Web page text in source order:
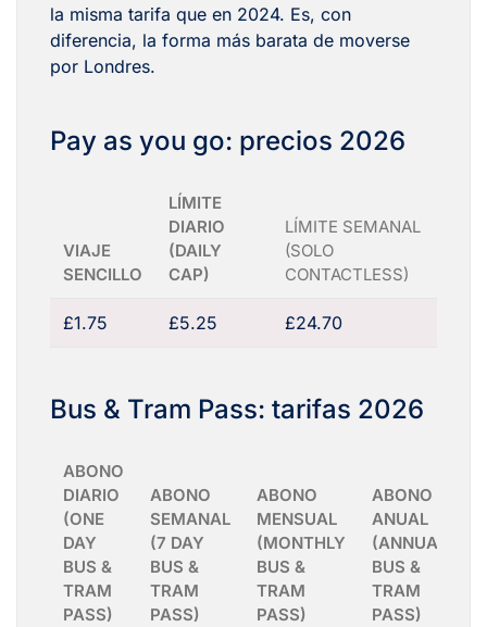
la misma tarifa que en 2024. Es, con
diferencia, la forma más barata de moverse
por Londres.
Pay as you go: precios 2026
VIAJE
SENCILLO
LÍMITE
DIARIO
(DAILY
CAP)
LÍMITE SEMANAL
(SOLO
CONTACTLESS)
£1.75 £5.25 £24.70
Bus & Tram Pass: tarifas 2026
ABONO
DIARIO
(ONE
DAY
BUS &
TRAM
PASS)
ABONO
SEMANAL
(7 DAY
BUS &
TRAM
PASS)
ABONO
MENSUAL
(MONTHLY
BUS &
TRAM
PASS)
ABONO
ANUAL
(ANNUAL
BUS &
TRAM
PASS)